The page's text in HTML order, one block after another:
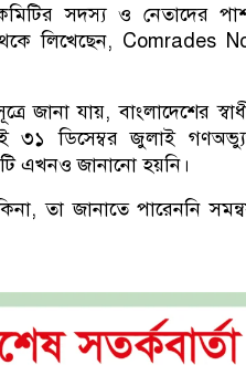
সদস্য ও নেতাদের
লিখেছেন, Comrades
জানা যায়, বাংলাদেশের
ডিসেম্বর জুলাই
এখনও জানানো হয়নি।
তা জানাতে পারেননি